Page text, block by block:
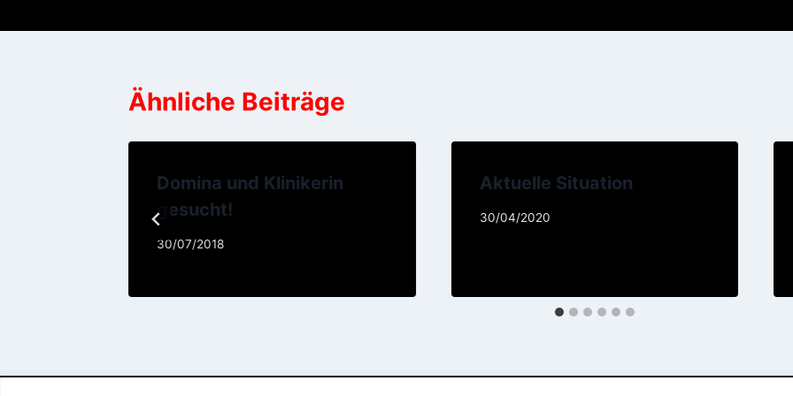
Ähnliche Beiträge
Domina und Klinikerin
gesucht!
30/07/2018
Aktuelle Situation
30/04/2020